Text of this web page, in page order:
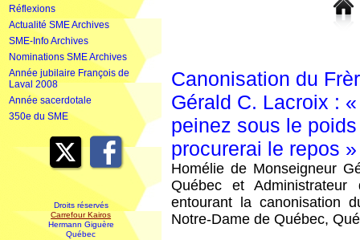
Réflexions
Actualité SME Archives
SME-Info Archives
Nominations SME Archives
Année jubilaire François de
Laval 2008
Année sacerdotale
350e du SME
Droits réservés
Carrefour Kairos
Hermann Giguère
Québec
Canonisation du
Gérald C. Lacroix :
peinez sous le
procurerai le repos »
Homélie de Monseigneur
Québec et Administrateur
entourant la canonisation
Notre-Dame de Québec,